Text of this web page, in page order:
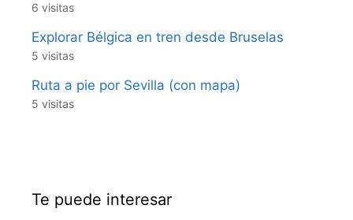
6 visitas
Explorar Bélgica en tren desde Bruselas
5 visitas
Ruta a pie por Sevilla (con mapa)
5 visitas
Te puede interesar